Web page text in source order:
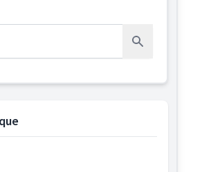
Rechercher